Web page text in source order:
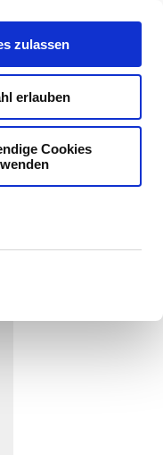
zulassen
erlauben
Cookies